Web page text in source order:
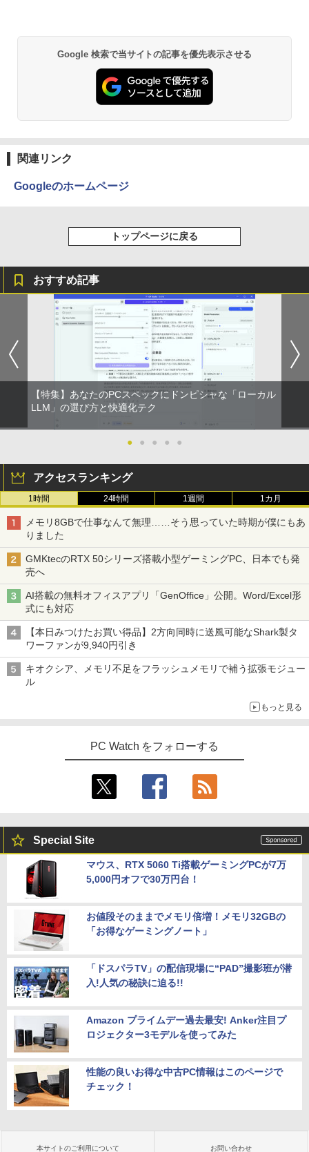
高スペッ 初期設定済み
￥45,700
異世界居酒屋「のぶ」(22) (角川コミックス・
￥832
スーパーの裏でヤニ吸うふたり 9巻 (デジタル
版ビッグガンガンコミックス)
ONE PIECE モノクロ版 115 (ジャンプコミッ
クスDIGITAL)
￥594
Google 検索で当サイトの記事を優先表示させる
関連リンク
Googleのホームページ
トップページに戻る
おすすめ記事
【特集】あなたのPCスペックにドンピシャな「ローカル
LLM」の選び方と快適化テク
● ● ● ● ●
アクセスランキング
1時間 24時間 1週間 1カ月
メモリ8GBで仕事なんて無理……そう思っていた時期が僕にもあ
りました
GMKtecのRTX 50シリーズ搭載小型ゲーミングPC、日本でも発
売へ
AI搭載の無料オフィスアプリ「GenOffice」公開。Word/Excel形
式にも対応
【本日みつけたお買い得品】2方向同時に送風可能なShark製タ
ワーファンが9,940円引き
キオクシア、メモリ不足をフラッシュメモリで補う拡張モジュー
ル
もっと見る
PC Watch をフォローする
Special Site
マウス、RTX 5060 Ti搭載ゲーミングPCが7万
5,000円オフで30万円台！
お値段そのままでメモリ倍増！メモリ32GBの
「お得なゲーミングノート」
「ドスパラTV」の配信現場に“PAD”撮影班が潜
入!人気の秘訣に迫る!!
Amazon プライムデー過去最安! Anker注目プ
ロジェクター3モデルを使ってみた
性能の良いお得な中古PC情報はこのページで
チェック！
本サイトのご利用について お問い合わせ